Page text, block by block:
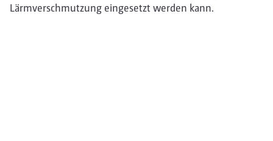
Lärmverschmutzung eingesetzt werden kann.